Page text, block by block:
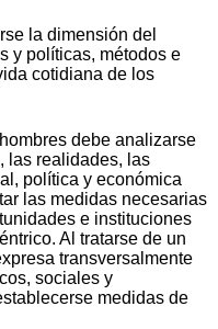
la dimensión del
y políticas, métodos e
cotidiana de los
debe analizarse
las realidades, las
política y económica
las medidas necesarias
e instituciones
Al tratarse de un
transversalmente
sociales y
medidas de